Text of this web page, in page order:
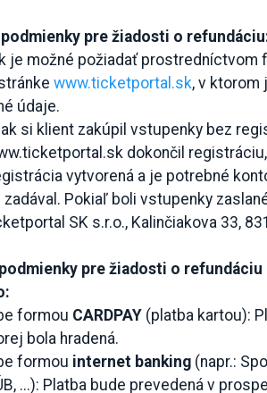
pre žiadosti o
je možné požiadať prostredníctvom
www.ticketportal.sk, v ktorom
údaje.
si klient zakúpil vstupenky bez
dokončil
vytvorená a je potrebné
zadával. Pokiaľ boli vstupenky
SK s.r.o., Kalinčiakova 33,
pre žiadosti o
formou CARDPAY (platba kartou):
bola hradená.
formou internet banking (napr.:
...): Platba bude prevedená v